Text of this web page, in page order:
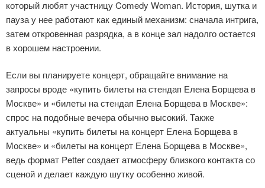
который любят участницу Comedy Woman. История, шутка и
пауза у нее работают как единый механизм: сначала интрига,
затем откровенная разрядка, а в конце зал надолго остается
в хорошем настроении.
Если вы планируете концерт, обращайте внимание на
запросы вроде «купить билеты на стендап Елена Борщева в
Москве» и «билеты на стендап Елена Борщева в Москве»:
спрос на подобные вечера обычно высокий. Также
актуальны «купить билеты на концерт Елена Борщева в
Москве» и «билеты на концерт Елена Борщева в Москве»,
ведь формат Petter создает атмосферу близкого контакта со
сценой и делает каждую шутку особенно живой.